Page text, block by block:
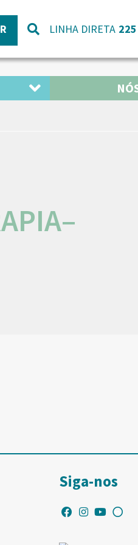
LINHA DIRETA
Siga-nos